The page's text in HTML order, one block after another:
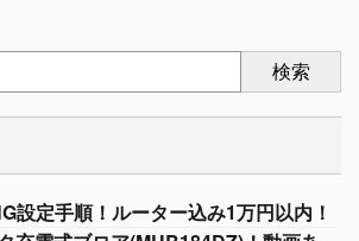
検索
設定手順！ルーター込み1万円以内！